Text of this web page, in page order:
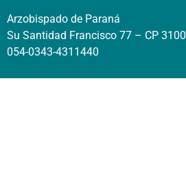
Arzobispado de Paraná
Su Santidad Francisco 77 – CP 3100
054-0343-4311440